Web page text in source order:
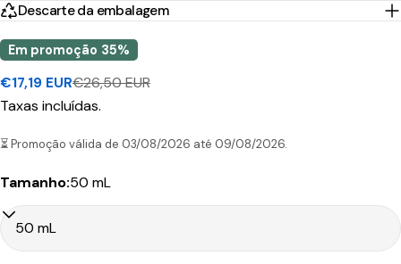
Descarte da embalagem
Em promoção 35%
Preço
de
€17,19 EUR
Preço
regular
€26,50 EUR
Taxas incluídas.
⏳ Promoção válida de 03/08/2026 até 09/08/2026.
Tamanho:50 mL
Continental
Portugal
Ilhas
Grátis*